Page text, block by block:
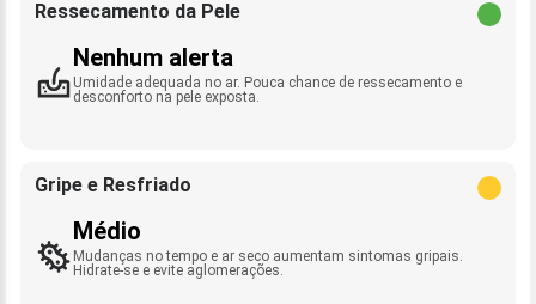
Ressecamento da Pele
Nenhum alerta
Umidade adequada no ar. Pouca chance de ressecamento e
desconforto na pele exposta.
Gripe e Resfriado
Médio
Mudanças no tempo e ar seco aumentam sintomas gripais.
Hidrate-se e evite aglomerações.